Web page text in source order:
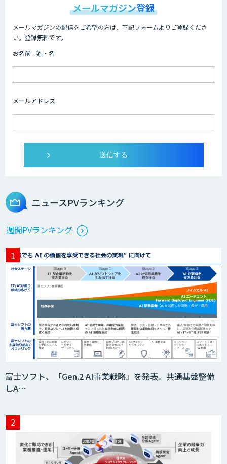
メールマガジン登録
メールマガジンの配信をご希望の方は、下記フォームよりご登録くださ
い。登録無料です。
お名前 - 姓・名
メールアドレス
ニュースPVランキング
週間PVランキング
富士ソフト、「Gen.2 AI事業戦略」を発表。共通基盤整備
しA…